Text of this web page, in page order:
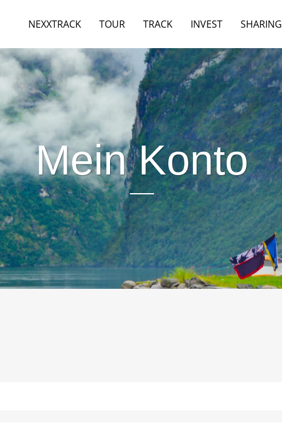
NEXXTRACK TOUR TRACK INVEST SHARING
Mein Konto